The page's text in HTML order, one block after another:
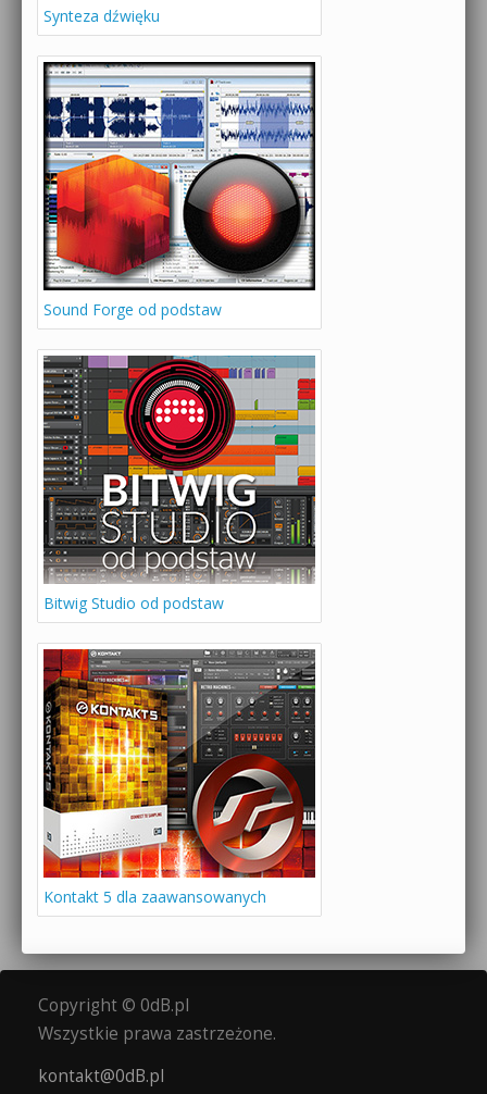
Synteza dźwięku
Sound Forge od podstaw
Bitwig Studio od podstaw
Kontakt 5 dla zaawansowanych
Copyright © 0dB.pl
Wszystkie prawa zastrzeżone.
kontakt@0dB.pl